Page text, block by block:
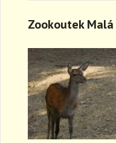
Zookoutek Malá